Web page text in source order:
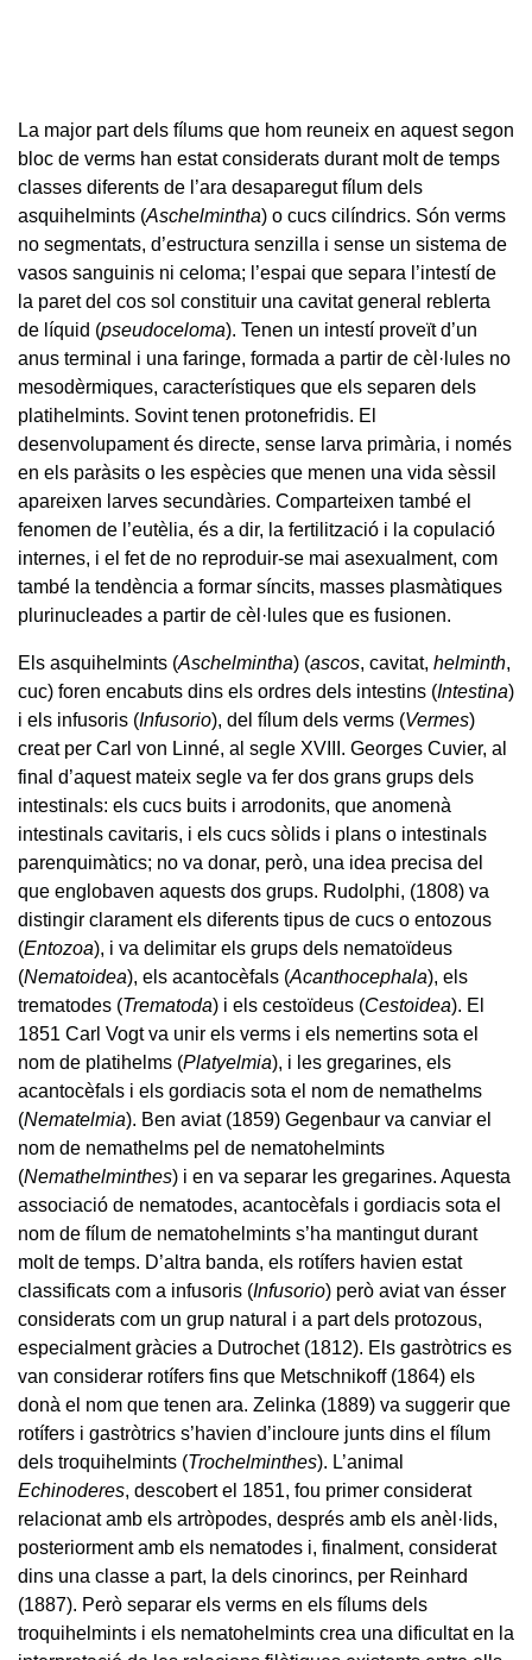
La major part dels fílums que hom reuneix en aquest segon
bloc de verms han estat considerats durant molt de temps
classes diferents de l’ara desaparegut fílum dels
asquihelmints (Aschelmintha) o cucs cilíndrics. Són verms
no segmentats, d’estructura senzilla i sense un sistema de
vasos sanguinis ni celoma; l’espai que separa l’intestí de
la paret del cos sol constituir una cavitat general reblerta
de líquid (pseudoceloma). Tenen un intestí proveït d’un
anus terminal i una faringe, formada a partir de cèl·lules no
mesodèrmiques, característiques que els separen dels
platihelmints. Sovint tenen protonefridis. El
desenvolupament és directe, sense larva primària, i només
en els paràsits o les espècies que menen una vida sèssil
apareixen larves secundàries. Comparteixen també el
fenomen de l’eutèlia, és a dir, la fertilització i la copulació
internes, i el fet de no reproduir-se mai asexualment, com
també la tendència a formar síncits, masses plasmàtiques
plurinucleades a partir de cèl·lules que es fusionen.
Els asquihelmints (Aschelmintha) (ascos, cavitat, helminth,
cuc) foren encabuts dins els ordres dels intestins (Intestina)
i els infusoris (Infusorio), del fílum dels verms (Vermes)
creat per Carl von Linné, al segle XVIII. Georges Cuvier, al
final d’aquest mateix segle va fer dos grans grups dels
intestinals: els cucs buits i arrodonits, que anomenà
intestinals cavitaris, i els cucs sòlids i plans o intestinals
parenquimàtics; no va donar, però, una idea precisa del
que englobaven aquests dos grups. Rudolphi, (1808) va
distingir clarament els diferents tipus de cucs o entozous
(Entozoa), i va delimitar els grups dels nematoïdeus
(Nematoidea), els acantocèfals (Acanthocephala), els
trematodes (Trematoda) i els cestoïdeus (Cestoidea). El
1851 Carl Vogt va unir els verms i els nemertins sota el
nom de platihelms (Platyelmia), i les gregarines, els
acantocèfals i els gordiacis sota el nom de nemathelms
(Nematelmia). Ben aviat (1859) Gegenbaur va canviar el
nom de nemathelms pel de nematohelmints
(Nemathelminthes) i en va separar les gregarines. Aquesta
associació de nematodes, acantocèfals i gordiacis sota el
nom de fílum de nematohelmints s’ha mantingut durant
molt de temps. D’altra banda, els rotífers havien estat
classificats com a infusoris (Infusorio) però aviat van ésser
considerats com un grup natural i a part dels protozous,
especialment gràcies a Dutrochet (1812). Els gastròtrics es
van considerar rotífers fins que Metschnikoff (1864) els
donà el nom que tenen ara. Zelinka (1889) va suggerir que
rotífers i gastròtrics s’havien d’incloure junts dins el fílum
dels troquihelmints (Trochelminthes). L’animal
Echinoderes, descobert el 1851, fou primer considerat
relacionat amb els artròpodes, després amb els anèl·lids,
posteriorment amb els nematodes i, finalment, considerat
dins una classe a part, la dels cinorincs, per Reinhard
(1887). Però separar els verms en els fílums dels
troquihelmints i els nematohelmints crea una dificultat en la